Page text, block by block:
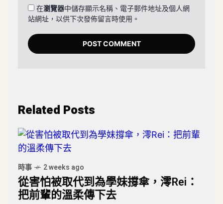
在瀏覽器中儲存顯示名稱、電子郵件地址及個人網
站網址，以供下次發佈留言時使用。
Related Posts
時事 2 weeks ago
從害怕被取代到為學妹撐傘，澪Rei：
把前輩的溫柔傳下去